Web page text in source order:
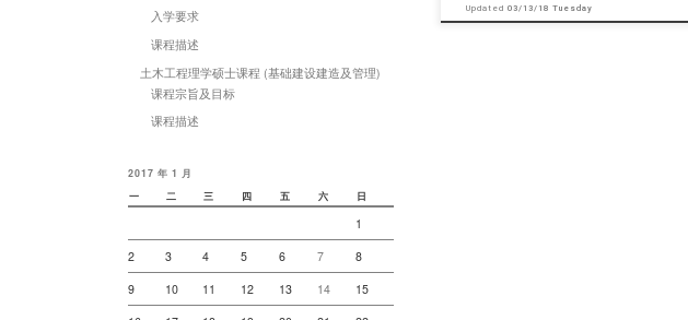
Updated03/13/18 Tuesday
入学要求
课程描述
土木工程理学硕士课程 (基础建设建造及管理)
课程宗旨及目标
课程描述
2017 年 1 月
一 二 三 四 五 六 日
1
2
3 4 5 6 7
8
9
10 11 12 13 14
15